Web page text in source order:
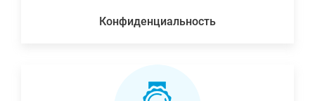
Конфиденциальность